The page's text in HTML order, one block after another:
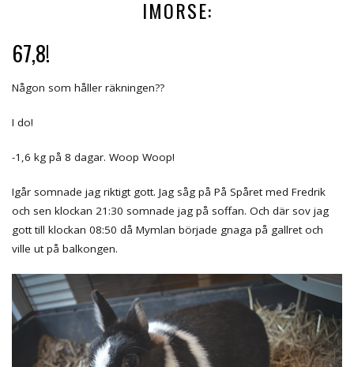
IMORSE:
67,8!
Någon som håller räkningen??
I do!
-1,6 kg på 8 dagar. Woop Woop!
Igår somnade jag riktigt gott. Jag såg på På Spåret med Fredrik
och sen klockan 21:30 somnade jag på soffan. Och där sov jag
gott till klockan 08:50 då Mymlan började gnaga på gallret och
ville ut på balkongen.